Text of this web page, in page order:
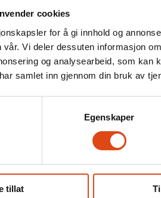
cookies
for å gi innhold og
Vi deler dessuten informasjon
og analysearbeid, som kan
samlet inn gjennom din bruk av
Egenskaper
tillat
– håndbok i praktisk
til arbeidsgiver om
og styremedlemmer til
minst et halvår av gangen.
så raskt som mulig.